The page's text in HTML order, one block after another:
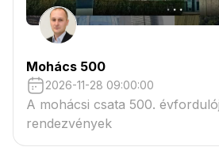
Mohács 500
2026-11-28 09:00:00
A mohácsi csata 500.
rendezvények